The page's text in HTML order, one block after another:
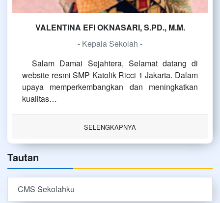
VALENTINA EFI OKNASARI, S.PD., M.M.
- Kepala Sekolah -
Salam Damai Sejahtera, Selamat datang di
website resmi SMP Katolik Ricci 1 Jakarta. Dalam
upaya memperkembangkan dan meningkatkan
kualitas…
SELENGKAPNYA
Tautan
CMS Sekolahku